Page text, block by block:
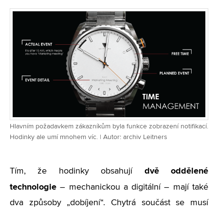
Hlavním požadavkem zákazníkům byla funkce zobrazení notifikací.
Hodinky ale umí mnohem víc. | Autor: archiv Leitners
Tím, že hodinky obsahují dvě oddělené
technologie – mechanickou a digitální – mají také
dva způsoby „dobíjení“. Chytrá součást se musí